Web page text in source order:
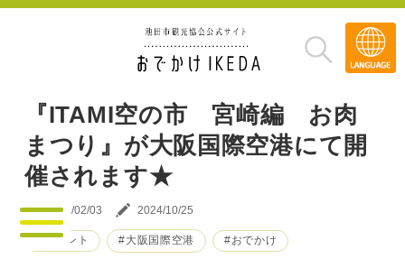
『ITAMI空の市 宮崎編 お肉
まつり』が大阪国際空港にて開
催されます★
2025/02/03 2024/10/25
#イベント #大阪国際空港 #おでかけ
»